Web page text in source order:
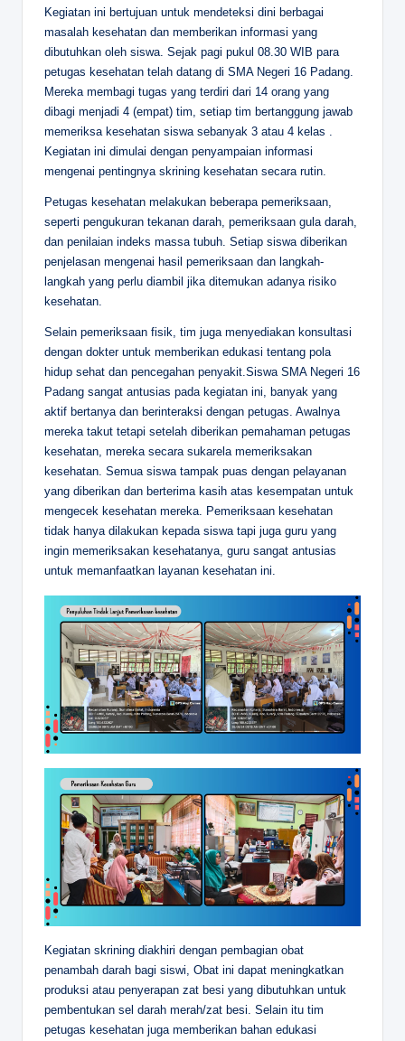
Kegiatan ini bertujuan untuk mendeteksi dini berbagai
masalah kesehatan dan memberikan informasi yang
dibutuhkan oleh siswa. Sejak pagi pukul 08.30 WIB para
petugas kesehatan telah datang di SMA Negeri 16 Padang.
Mereka membagi tugas yang terdiri dari 14 orang yang
dibagi menjadi 4 (empat) tim, setiap tim bertanggung jawab
memeriksa kesehatan siswa sebanyak 3 atau 4 kelas .
Kegiatan ini dimulai dengan penyampaian informasi
mengenai pentingnya skrining kesehatan secara rutin.
Petugas kesehatan melakukan beberapa pemeriksaan,
seperti pengukuran tekanan darah, pemeriksaan gula darah,
dan penilaian indeks massa tubuh. Setiap siswa diberikan
penjelasan mengenai hasil pemeriksaan dan langkah-
langkah yang perlu diambil jika ditemukan adanya risiko
kesehatan.
Selain pemeriksaan fisik, tim juga menyediakan konsultasi
dengan dokter untuk memberikan edukasi tentang pola
hidup sehat dan pencegahan penyakit.Siswa SMA Negeri 16
Padang sangat antusias pada kegiatan ini, banyak yang
aktif bertanya dan berinteraksi dengan petugas. Awalnya
mereka takut tetapi setelah diberikan pemahaman petugas
kesehatan, mereka secara sukarela memeriksakan
kesehatan. Semua siswa tampak puas dengan pelayanan
yang diberikan dan berterima kasih atas kesempatan untuk
mengecek kesehatan mereka. Pemeriksaan kesehatan
tidak hanya dilakukan kepada siswa tapi juga guru yang
ingin memeriksakan kesehatanya, guru sangat antusias
untuk memanfaatkan layanan kesehatan ini.
Kegiatan skrining diakhiri dengan pembagian obat
penambah darah bagi siswi, Obat ini dapat meningkatkan
produksi atau penyerapan zat besi yang dibutuhkan untuk
pembentukan sel darah merah/zat besi. Selain itu tim
petugas kesehatan juga memberikan bahan edukasi